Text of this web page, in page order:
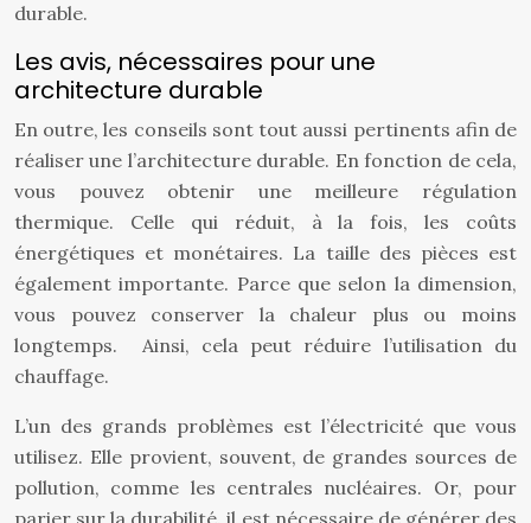
durable.
Les avis, nécessaires pour une
architecture durable
En outre, les conseils sont tout aussi pertinents afin de
réaliser une l’architecture durable. En fonction de cela,
vous pouvez obtenir une meilleure régulation
thermique. Celle qui réduit, à la fois, les coûts
énergétiques et monétaires. La taille des pièces est
également importante. Parce que selon la dimension,
vous pouvez conserver la chaleur plus ou moins
longtemps. Ainsi, cela peut réduire l’utilisation du
chauffage.
L’un des grands problèmes est l’électricité que vous
utilisez. Elle provient, souvent, de grandes sources de
pollution, comme les centrales nucléaires. Or, pour
parier sur la durabilité, il est nécessaire de générer des